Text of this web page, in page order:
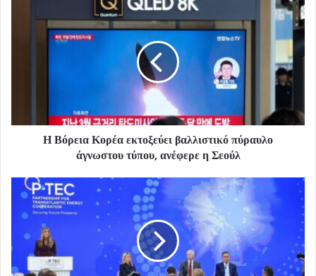
Η Βόρεια Κορέα εκτοξεύει βαλλιστικό πύραυλο
άγνωστου τύπου, ανέφερε η Σεούλ